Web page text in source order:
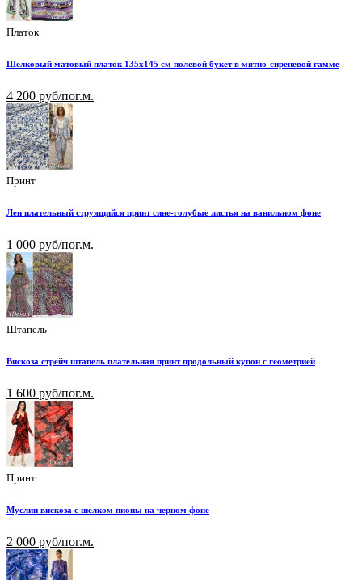
Платок
Шелковый матовый платок 135х145 см полевой букет в мятно-сиреневой гамме
4 200 руб/пог.м.
Принт
Лен плательный струящийся принт сине-голубые листья на ванильном фоне
1 000 руб/пог.м.
Штапель
Вискоза стрейч штапель плательная принт продольный купон с геометрией
1 600 руб/пог.м.
Принт
Муслин вискоза с шелком пионы на черном фоне
2 000 руб/пог.м.